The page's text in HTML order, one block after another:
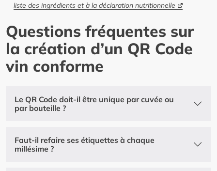
liste des ingrédients et à la déclaration nutritionnelle
Questions fréquentes sur
la création d’un QR Code
vin conforme
Le QR Code doit-il être unique par cuvée ou
par bouteille ?
Faut-il refaire ses étiquettes à chaque
millésime ?